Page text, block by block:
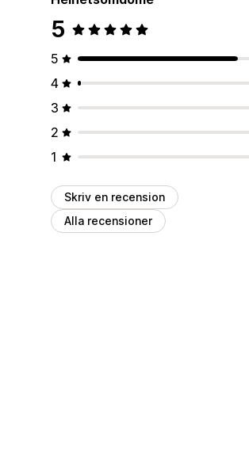
5
5
4
3
2
1
Skriv en recension
Alla recensioner